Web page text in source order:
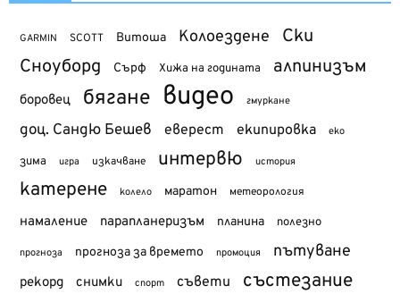
GARMIN SCOTT Витоша Колоездене Ски
Сноуборд Сърф Хижа на годината алпинизъм
боровец бягане видео гмуркане
доц. Сандю Бешев еверест екипировка еко
зима игра изкачване интервю история
катерене колело маратон метеорология
намаление парапланеризъм планина полезно
прогноза прогноза за времето промоция пътуване
рекорд снимки спорт съвети състезание